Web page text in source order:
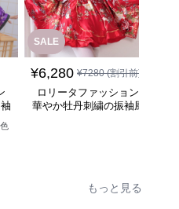
色
SALE
¥6,280 ¥7280(割引前)
ロリータファッション
華やか牡丹刺繍の振袖風
もっと見る